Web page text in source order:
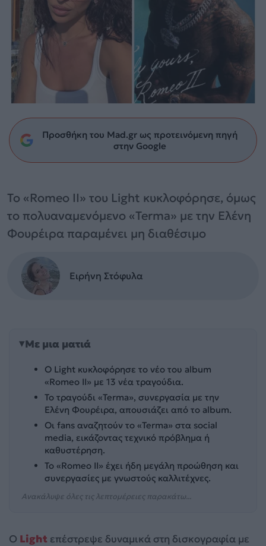
Προσθήκη του Mad.gr ως προτεινόμενη πηγή
στην Google
Το «Romeo II» του Light κυκλοφόρησε, όμως
το πολυαναμενόμενο «Terma» με την Ελένη
Φουρέιρα παραμένει μη διαθέσιμο
Ειρήνη Στόφυλα
Με μια ματιά
Ο Light κυκλοφόρησε το νέο του album
«Romeo II» με 13 νέα τραγούδια.
Το τραγούδι «Terma», συνεργασία με την
Ελένη Φουρέιρα, απουσιάζει από το album.
Οι fans αναζητούν το «Terma» στα social
media, εικάζοντας τεχνικό πρόβλημα ή
καθυστέρηση.
Το «Romeo II» έχει ήδη μεγάλη προώθηση και
συνεργασίες με γνωστούς καλλιτέχνες.
Ανακάλυψε όλες τις λεπτομέρειες παρακάτω...
Ο Light επέστρεψε δυναμικά στη δισκογραφία με